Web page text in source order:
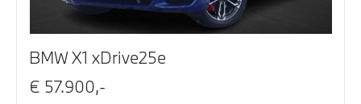
BMW X1 xDrive25e
€ 57.900,-